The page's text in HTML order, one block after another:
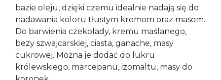
bazie oleju, dzięki czemu idealnie nadają się do
nadawania koloru tłustym kremom oraz masom.
Do barwienia czekolady, kremu maślanego,
bezy szwajcarskiej, ciasta, ganache, masy
cukrowej. Można je dodać do lukru
królewskiego, marcepanu, izomaltu, masy do